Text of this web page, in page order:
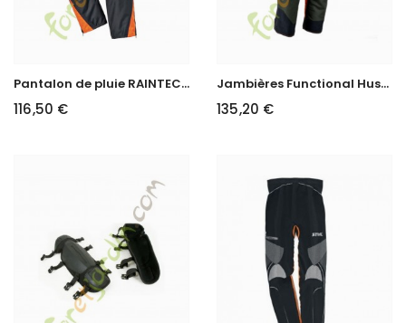
P
antalon de pluie RAINTEC STIHL
116,50 €
J
ambières Functional Husqvarna
135,20 €